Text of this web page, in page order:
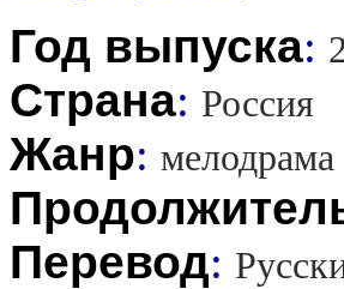
Год выпуска:
Страна: Россия
Жанр: мелодрама
Перевод: